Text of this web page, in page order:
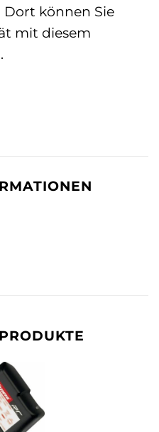
Dort können Sie
mit diesem